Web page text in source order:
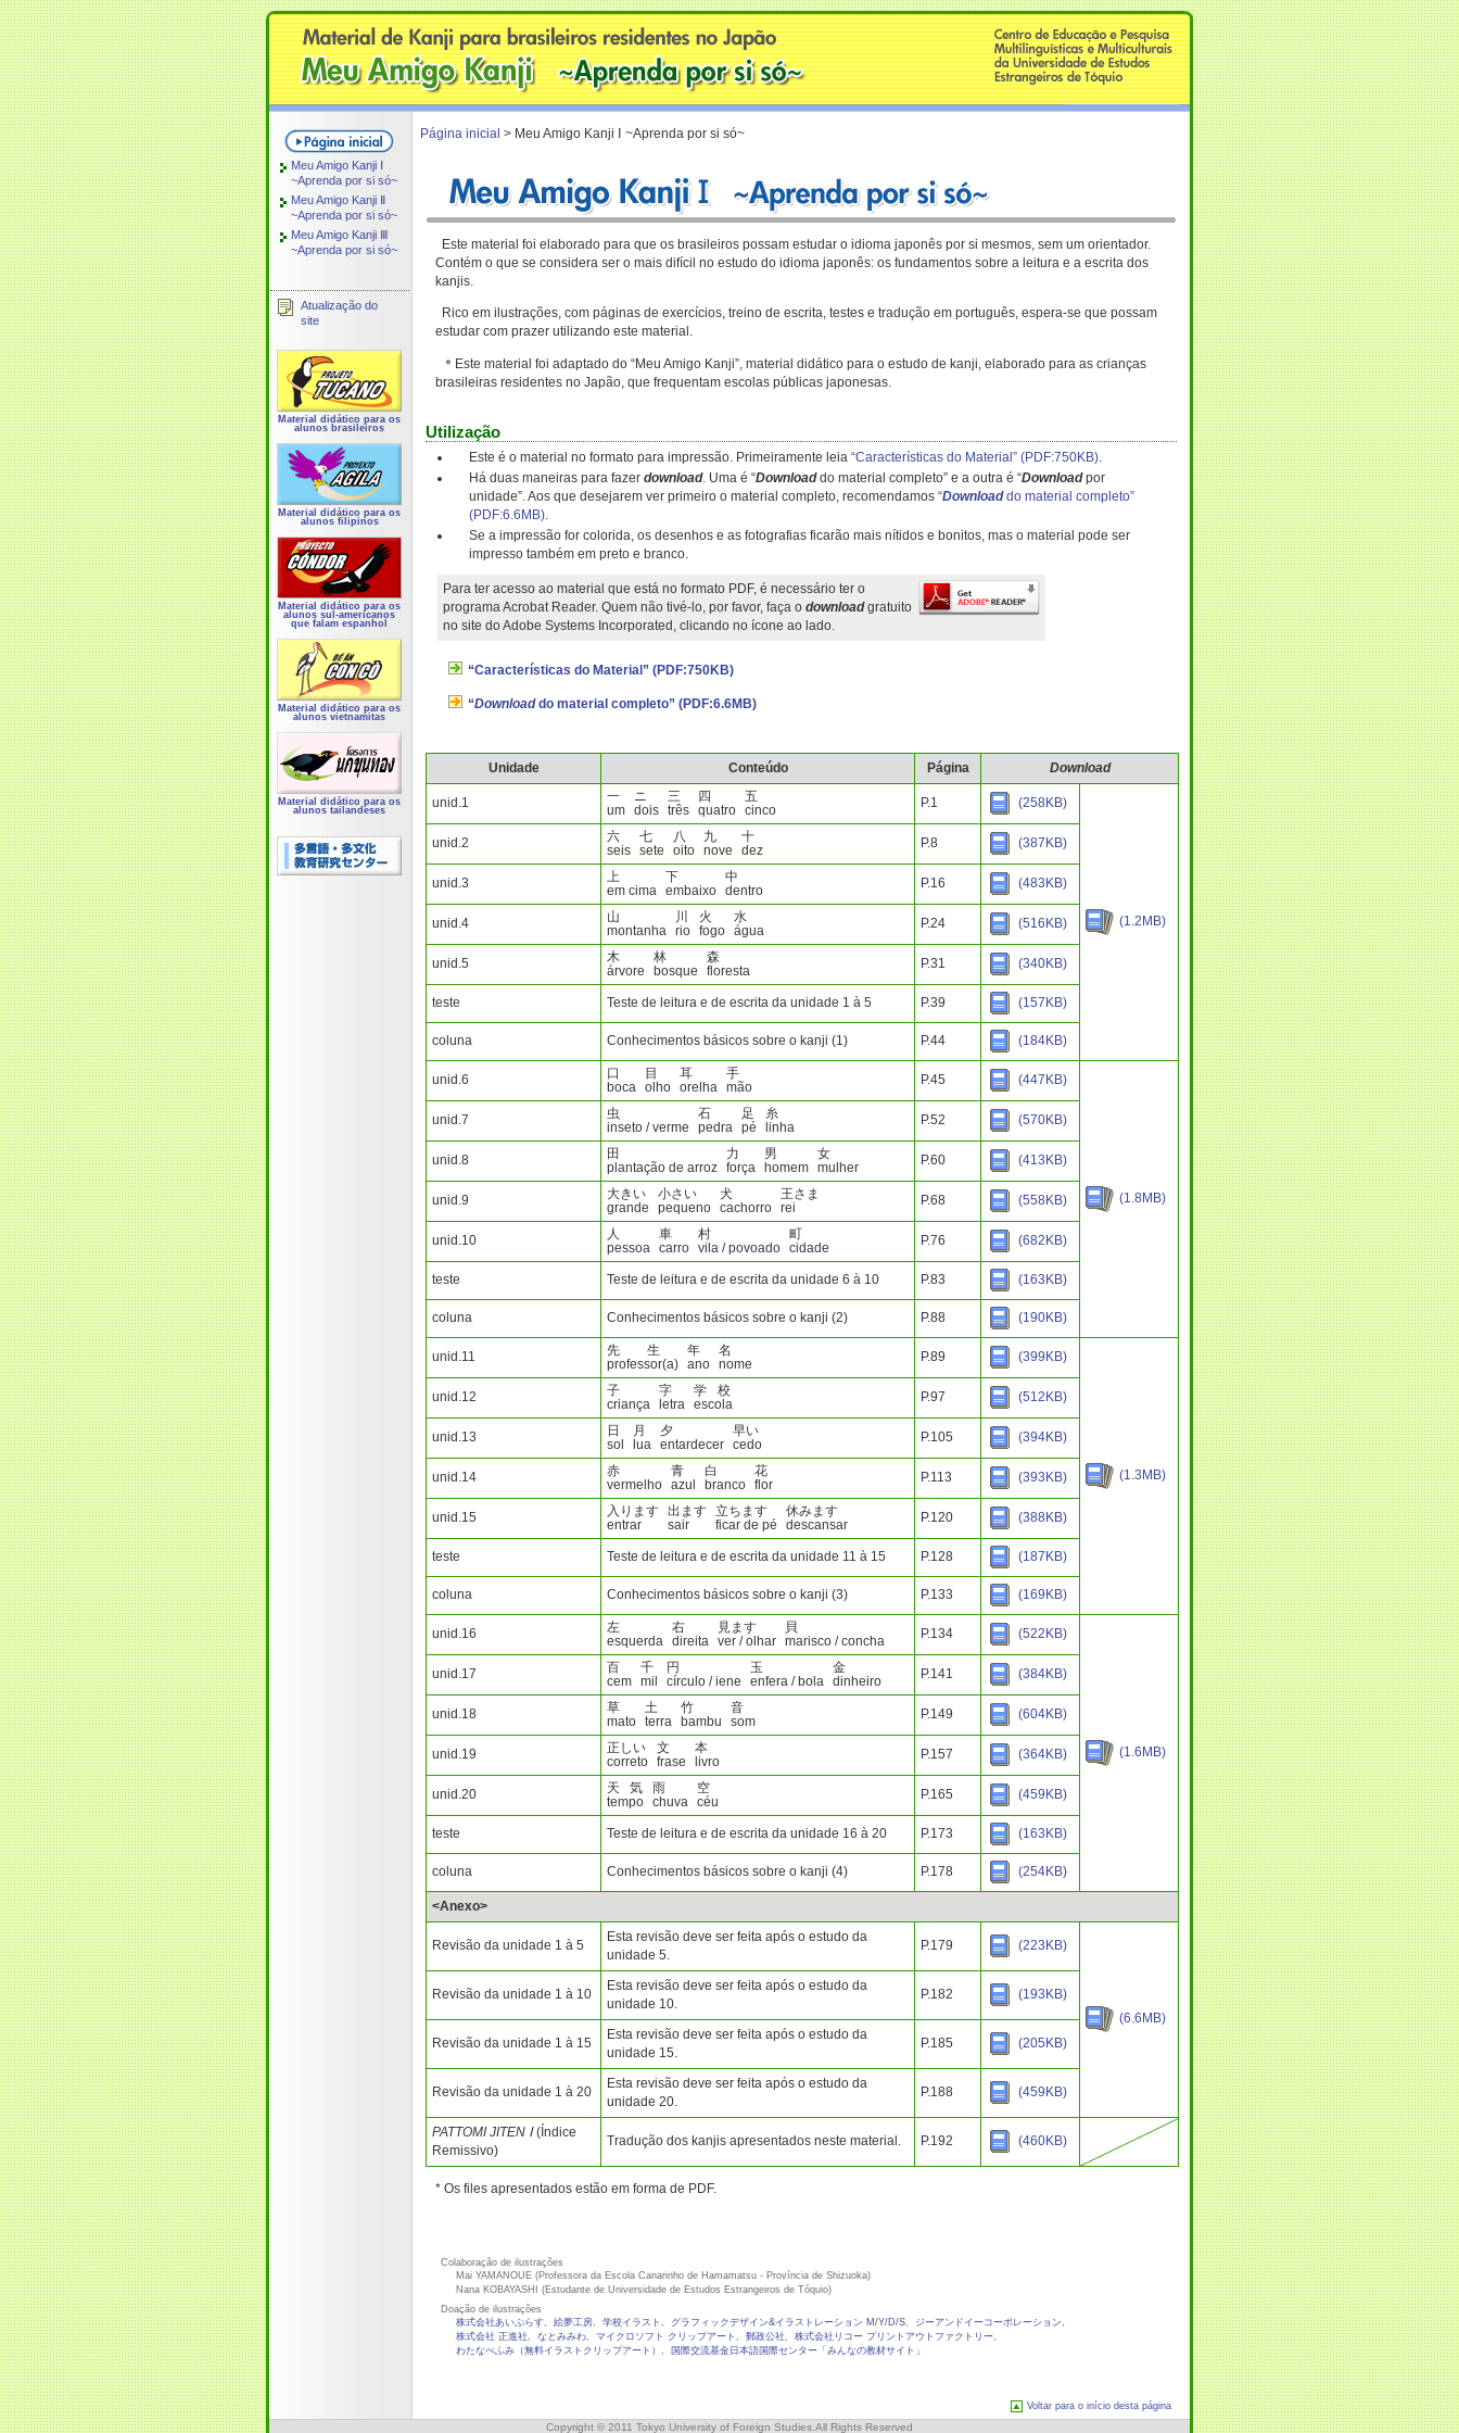
Meu Amigo Kanji Ⅰ
~Aprenda por si só~
Meu Amigo Kanji Ⅱ
~Aprenda por si só~
Meu Amigo Kanji Ⅲ
~Aprenda por si só~
Atualização do
site
Material didático para os
alunos brasileiros
Material didático para os
alunos filipinos
Material didático para os
alunos sul-americanos
que falam espanhol
Material didático para os
alunos vietnamitas
Material didático para os
alunos tailandeses
Página inicial > Meu Amigo Kanji Ⅰ ~Aprenda por si só~
Este material foi elaborado para que os brasileiros possam estudar o idioma japonês por si mesmos, sem um orientador.
Contém o que se considera ser o mais difícil no estudo do idioma japonês: os fundamentos sobre a leitura e a escrita dos
kanjis.
Rico em ilustrações, com páginas de exercícios, treino de escrita, testes e tradução em português, espera-se que possam
estudar com prazer utilizando este material.
＊Este material foi adaptado do “Meu Amigo Kanji”, material didático para o estudo de kanji, elaborado para as crianças
brasileiras residentes no Japão, que frequentam escolas públicas japonesas.
Utilização
Este é o material no formato para impressão. Primeiramente leia“Características do Material” (PDF:750KB).
Há duas maneiras para fazerdownload. Uma é “Downloaddo material completo” e a outra é “Downloadpor
unidade”. Aos que desejarem ver primeiro o material completo, recomendamos“Downloaddo material completo”
(PDF:6.6MB).
Se a impressão for colorida, os desenhos e as fotografias ficarão mais nítidos e bonitos, mas o material pode ser
impresso também em preto e branco.
Para ter acesso ao material que está no formato PDF, é necessário ter o
programa Acrobat Reader. Quem não tivé-lo, por favor, faça o downloadgratuito
no site do Adobe Systems Incorporated, clicando no ícone ao lado.
“Características do Material” (PDF:750KB)
“Downloaddo material completo” (PDF:6.6MB)
Unidade Conteúdo Página Download
unid.1 一 ニ 三 四
五
um dois três quatro cinco P.1 (258KB)
(1.2MB)
unid.2 六 七 八 九
十
seis sete oito nove dez P.8 (387KB)
unid.3 上 下
中
em cima embaixo dentro P.16 (483KB)
unid.4 山 川 火
水
montanha rio fogo água P.24 (516KB)
unid.5 木 林
森
árvore
bosque floresta P.31 (340KB)
teste Teste de leitura e de escrita da unidade 1 à 5 P.39 (157KB)
coluna Conhecimentos básicos sobre o kanji (1) P.44 (184KB)
unid.6 口 目 耳
手
boca olho orelha mão P.45 (447KB)
(1.8MB)
unid.7 虫 石 足
糸
inseto / verme
pedra pé linha P.52 (570KB)
unid.8 田 力 男
女
plantação de arroz força homem mulher P.60 (413KB)
unid.9 大きい 小さい 犬
王さま
grande
pequeno cachorro rei P.68 (558KB)
unid.10 人 車 村
町
pessoa carro vila / povoado cidade P.76 (682KB)
teste Teste de leitura e de escrita da unidade 6 à 10 P.83 (163KB)
coluna Conhecimentos básicos sobre o kanji (2) P.88 (190KB)
unid.11 先 生 年
名
professor(a) ano nome P.89 (399KB)
(1.3MB)
unid.12 子 字 学
校
criança
letra escola P.97 (512KB)
unid.13 日 月 夕
早い
sol
lua entardecer cedo P.105 (394KB)
unid.14 赤 青 白
花
vermelho azul branco flor P.113 (393KB)
unid.15 入ります 出ます 立ちます
休みます
entrar
sair ficar de pé descansar P.120 (388KB)
teste Teste de leitura e de escrita da unidade 11 à 15 P.128 (187KB)
coluna Conhecimentos básicos sobre o kanji (3) P.133 (169KB)
unid.16 左 右 見ます
貝
esquerda direita ver / olhar marisco / concha P.134 (522KB)
(1.6MB)
unid.17 百 千 円 玉
金
cem mil círculo / iene enfera / bola dinheiro P.141 (384KB)
unid.18 草 土 竹
音
mato terra bambu som P.149 (604KB)
unid.19 正しい 文
本
correto frase livro P.157 (364KB)
unid.20 天 気 雨
空
tempo chuva céu P.165 (459KB)
teste Teste de leitura e de escrita da unidade 16 à 20 P.173 (163KB)
coluna Conhecimentos básicos sobre o kanji (4) P.178 (254KB)
<Anexo>
Revisão da unidade 1 à 5
Esta revisão deve ser feita após o estudo da
unidade 5.
P.179 (223KB)
(6.6MB)
Revisão da unidade 1 à 10
Esta revisão deve ser feita após o estudo da
unidade 10.
P.182 (193KB)
Revisão da unidade 1 à 15
Esta revisão deve ser feita após o estudo da
unidade 15.
P.185 (205KB)
Revisão da unidade 1 à 20
Esta revisão deve ser feita após o estudo da
unidade 20.
P.188 (459KB)
PATTOMI JITEN Ⅰ(Índice
Remissivo)
Tradução dos kanjis apresentados neste material. P.192 (460KB)
* Os files apresentados estão em forma de PDF.
Colaboração de ilustrações
Mai YAMANOUE (Professora da Escola Canarinho de Hamamatsu - Província de Shizuoka)
Nana KOBAYASHI (Estudante de Universidade de Estudos Estrangeiros de Tóquio)
Doação de ilustrações
株式会社あいぷらす, 絵夢工房, 学校イラスト , グラフィックデザイン&イラストレーション M/Y/D/S, ジーアンドイーコーポレーション,
株式会社 正進社, なとみみわ, マイクロソフト クリップアート , 郵政公社, 株式会社リコー プリントアウトファクトリー,
わたなべふみ（無料イラストクリップアート） , 国際交流基金日本語国際センター「みんなの教材サイト」
Voltar para o início desta página
Copyright © 2011 Tokyo University of Foreign Studies.All Rights Reserved